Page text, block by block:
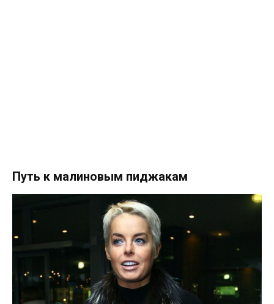
Путь к малиновым пиджакам